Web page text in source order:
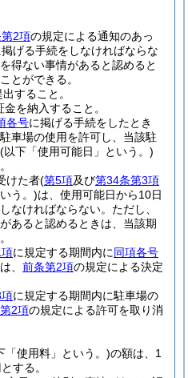
2項の規定による通知のあっ
げる手続をしなければならな
得ない事情があると認めると
とができる。
すること。
を納入すること。
各号に掲げる手続をしたとき
車場の使用を許可し、当該駐
(以下「使用可能日」という。)
けた者(第5項及び第34条第3項
う。)は、使用可能日から10日
なければならない。 ただし、
あると認めるときは、当該期
に規定する期間内に同項各号
、 前条第2項の規定による決定
に規定する期間内に駐車場の
第2項の規定による許可を取り消
「使用料」という。)の額は、1
する。